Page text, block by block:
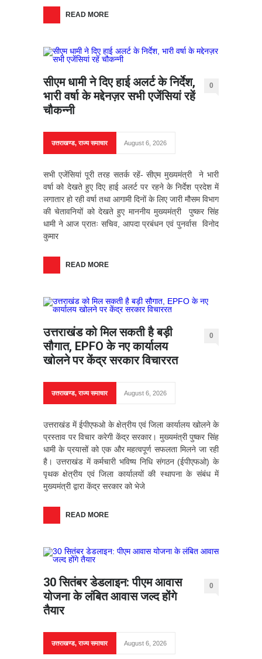
READ MORE
सीएम धामी ने दिए हाई अलर्ट के निर्देश,
भारी वर्षा के मद्देनज़र सभी एजेंसियां रहें
चौकन्नी
0
उत्तराखण्ड,राज्य समाचार August 6, 2026
सभी एजेंसियां पूरी तरह सतर्क रहें- सीएम मुख्यमंत्री ने भारी
वर्षा को देखते हुए दिए हाई अलर्ट पर रहने के निर्देश प्रदेश में
लगातार हो रही वर्षा तथा आगामी दिनों के लिए जारी मौसम विभाग
की चेतावनियों को देखते हुए माननीय मुख्यमंत्री पुष्कर सिंह
धामी ने आज प्रातः सचिव, आपदा प्रबंधन एवं पुनर्वास विनोद
कुमार
READ MORE
उत्तराखंड को मिल सकती है बड़ी
सौगात, EPFO के नए कार्यालय
खोलने पर केंद्र सरकार विचाररत
0
उत्तराखण्ड,राज्य समाचार August 6, 2026
उत्तराखंड में ईपीएफओ के क्षेत्रीय एवं जिला कार्यालय खोलने के
प्रस्ताव पर विचार करेगी केंद्र सरकार। मुख्यमंत्री पुष्कर सिंह
धामी के प्रयासों को एक और महत्वपूर्ण सफलता मिलने जा रही
है। उत्तराखंड में कर्मचारी भविष्य निधि संगठन (ईपीएफओ) के
पृथक क्षेत्रीय एवं जिला कार्यालयों की स्थापना के संबंध में
मुख्यमंत्री द्वारा केंद्र सरकार को भेजे
READ MORE
30 सितंबर डेडलाइन: पीएम आवास
योजना के लंबित आवास जल्द होंगे
तैयार
0
उत्तराखण्ड,राज्य समाचार August 6, 2026